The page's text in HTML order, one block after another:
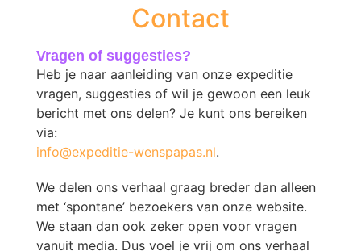
Contact
Vragen of suggesties?
Heb je naar aanleiding van onze expeditie
vragen, suggesties of wil je gewoon een leuk
bericht met ons delen? Je kunt ons bereiken
via:
info@expeditie-wenspapas.nl.
We delen ons verhaal graag breder dan alleen
met ‘spontane’ bezoekers van onze website.
We staan dan ook zeker open voor vragen
vanuit media. Dus voel je vrij om ons verhaal